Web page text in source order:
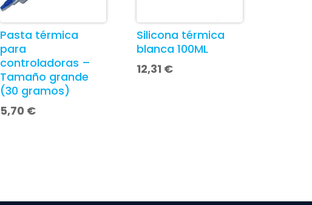
Pasta térmica
para
controladoras –
Tamaño grande
(30 gramos)
5,70 €
Silicona térmica
blanca 100ML
12,31 €